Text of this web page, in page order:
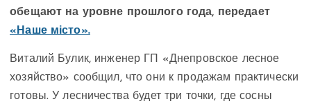
обещают на уровне прошлого года, передает
«Наше місто».
Виталий Булик, инженер ГП «Днепровское лесное
хозяйство» сообщил, что они к продажам практически
готовы. У лесничества будет три точки, где сосны